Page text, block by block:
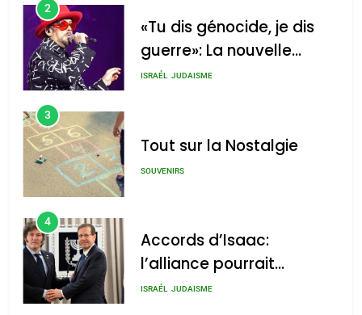
2
«Tu dis génocide, je dis
guerre»: La nouvelle
chanson de Boy George
ISRAÉL JUDAISME
3
Tout sur la Nostalgie
SOUVENIRS
4
Accords d’Isaac:
l’alliance pourrait
s’étendre à 13 pays
ISRAÉL JUDAISME